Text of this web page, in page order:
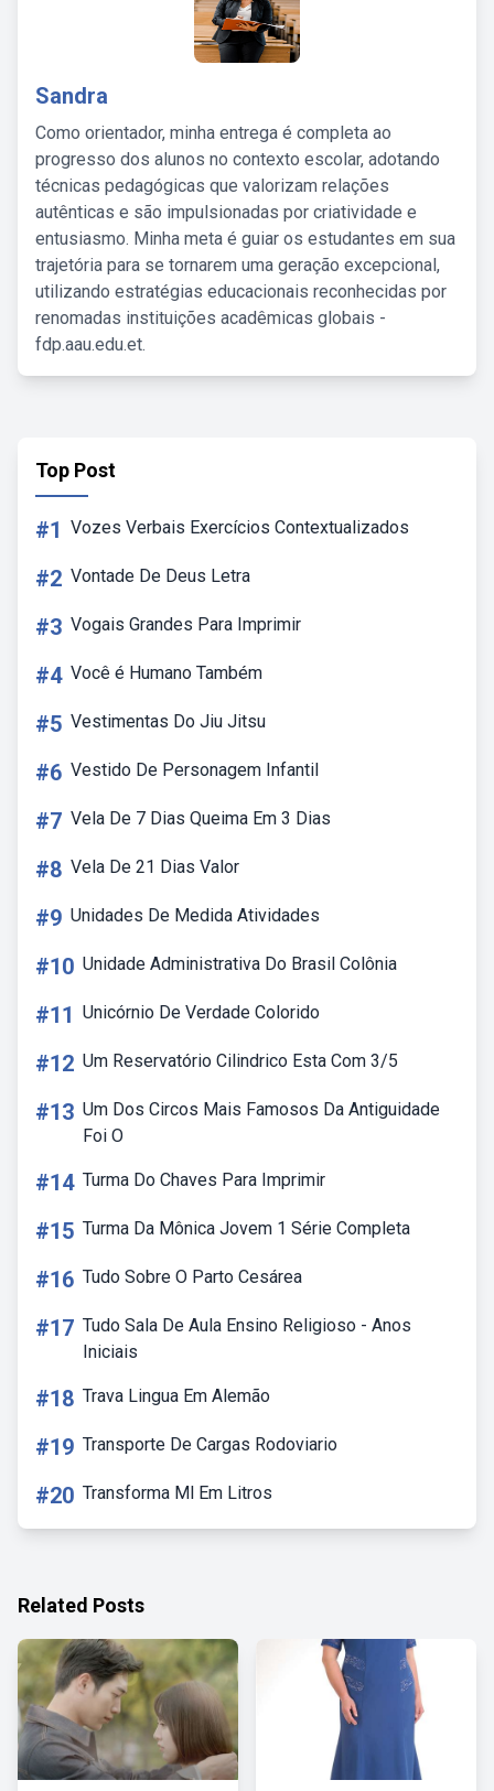
Sandra
Como orientador, minha entrega é completa ao
progresso dos alunos no contexto escolar, adotando
técnicas pedagógicas que valorizam relações
autênticas e são impulsionadas por criatividade e
entusiasmo. Minha meta é guiar os estudantes em sua
trajetória para se tornarem uma geração excepcional,
utilizando estratégias educacionais reconhecidas por
renomadas instituições acadêmicas globais -
fdp.aau.edu.et.
Top Post
#1 Vozes Verbais Exercícios Contextualizados
#2 Vontade De Deus Letra
#3 Vogais Grandes Para Imprimir
#4 Você é Humano Também
#5 Vestimentas Do Jiu Jitsu
#6 Vestido De Personagem Infantil
#7 Vela De 7 Dias Queima Em 3 Dias
#8 Vela De 21 Dias Valor
#9 Unidades De Medida Atividades
#10 Unidade Administrativa Do Brasil Colônia
#11 Unicórnio De Verdade Colorido
#12 Um Reservatório Cilindrico Esta Com 3/5
#13 Um Dos Circos Mais Famosos Da Antiguidade
Foi O
#14 Turma Do Chaves Para Imprimir
#15 Turma Da Mônica Jovem 1 Série Completa
#16 Tudo Sobre O Parto Cesárea
#17 Tudo Sala De Aula Ensino Religioso - Anos
Iniciais
#18 Trava Lingua Em Alemão
#19 Transporte De Cargas Rodoviario
#20 Transforma Ml Em Litros
Related Posts